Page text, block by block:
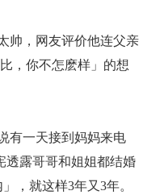
帅，网友评价他连父亲
，你不怎麽样」的想
有一天接到妈妈来电
透露哥哥和姐姐都结婚
，就这样3年又3年。